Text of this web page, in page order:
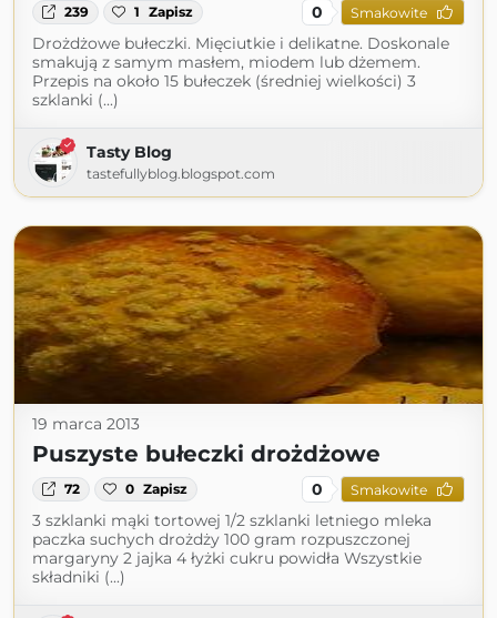
239 1 Zapisz 0 Smakowite
Drożdżowe bułeczki. Mięciutkie i delikatne. Doskonale
smakują z samym masłem, miodem lub dżemem.
Przepis na około 15 bułeczek (średniej wielkości) 3
szklanki (...)
Tasty Blog
tastefullyblog.blogspot.com
19 marca 2013
Puszyste bułeczki drożdżowe
72 0 Zapisz 0 Smakowite
3 szklanki mąki tortowej 1/2 szklanki letniego mleka
paczka suchych drożdży 100 gram rozpuszczonej
margaryny 2 jajka 4 łyżki cukru powidła Wszystkie
składniki (...)